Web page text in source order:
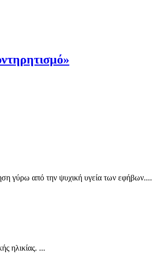
γύρω από την ψυχική υγεία των εφήβων....
ηλικίας. ...